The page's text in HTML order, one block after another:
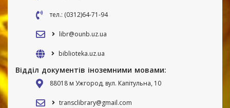
тел.: (0312)64-71-94
libr@ounb.uz.ua
biblioteka.uz.ua
Відділ документів іноземними мовами:
88018 м Ужгород, вул. Капітульна, 10
transclibrary@gmail.com